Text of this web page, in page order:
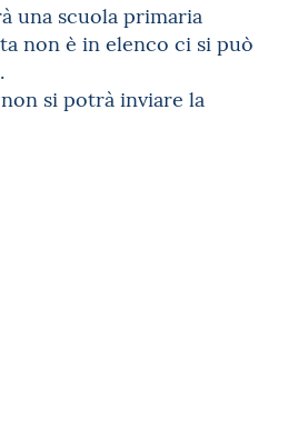
una scuola primaria
non è in elenco ci si può
si potrà inviare la